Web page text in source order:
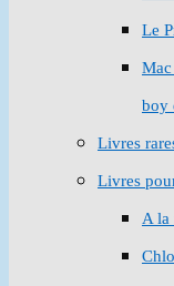
Le
boy
Livres
Livres
A la